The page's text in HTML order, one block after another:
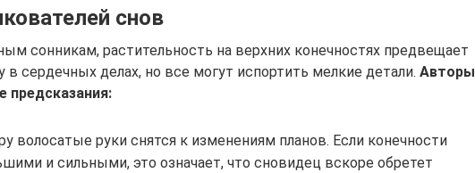
снов
сонникам, растительность на верхних конечностях предвещает
в сердечных делах, но все могут испортить мелкие детали. Авторы
волосатые руки снятся к изменениям планов. Если конечности
и сильными, это означает, что сновидец вскоре обретет